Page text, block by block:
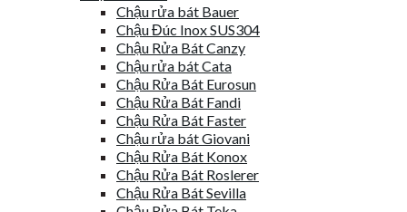
Chậu rửa bát Bauer
Chậu Đúc Inox SUS304
Chậu Rửa Bát Canzy
Chậu rửa bát Cata
Chậu Rửa Bát Eurosun
Chậu Rửa Bát Fandi
Chậu Rửa Bát Faster
Chậu rửa bát Giovani
Chậu Rửa Bát Konox
Chậu Rửa Bát Roslerer
Chậu Rửa Bát Sevilla